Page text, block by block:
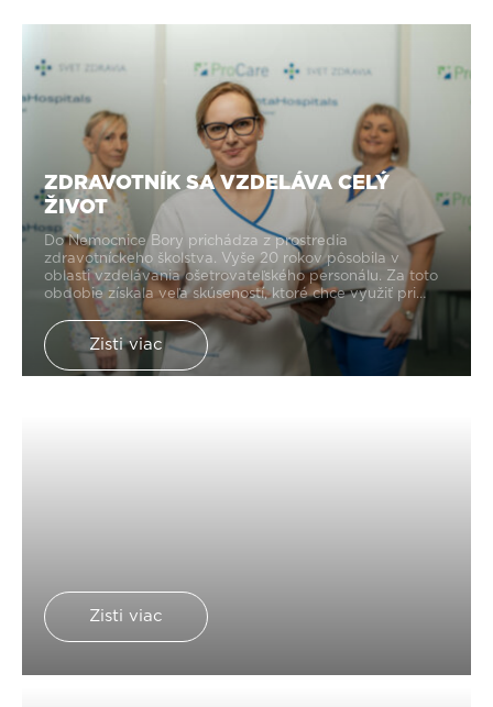
ZDRAVOTNÍK SA VZDELÁVA CELÝ
ŽIVOT
Do Nemocnice Bory prichádza z prostredia
zdravotníckeho školstva. Vyše 20 rokov pôsobila v
oblasti vzdelávania ošetrovateľského personálu. Za toto
obdobie získala veľa skúseností, ktoré chce využiť pri
práci v novej bratislavskej nemocnici. Lucia Lieskovská,
manažérka vzdelávania pre zdravotnícke pozície. Ako
bude vyzerať vzdelávanie sestier v Nemocnici Bory? Aj
to vám Lucia prezradí v novom blogu.
Zisti viac
Zisti viac